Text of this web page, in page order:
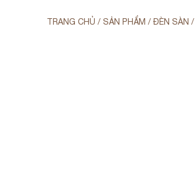
TRANG CHỦ / SẢN PHẨM / ĐÈN SÀN /